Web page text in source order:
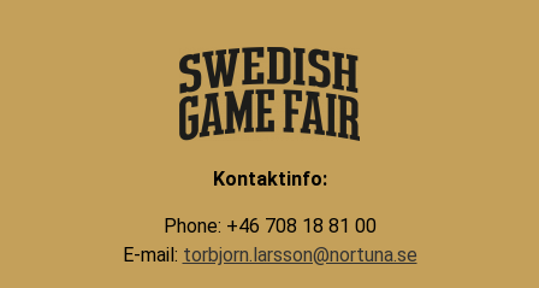
Kontaktinfo:
Phone: +46 708 18 81 00
E-mail: torbjorn.larsson@nortuna.se